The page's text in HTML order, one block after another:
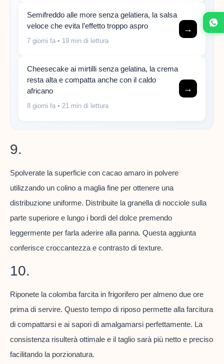
Semifreddo alle more senza gelatiera, la salsa
veloce che evita l’effetto troppo aspro
7 giorni fa • 19 min di lettura
→
Cheesecake ai mirtilli senza gelatina, la crema
resta alta e compatta anche con il caldo
africano
8 giorni fa • 21 min di lettura
→
9.
Spolverate la superficie con cacao amaro in polvere
utilizzando un colino a maglia fine per ottenere una
distribuzione uniforme. Distribuite la granella di nocciole sulla
parte superiore e lungo i bordi del dolce premendo
leggermente per farla aderire alla panna. Questa aggiunta
conferisce croccantezza e contrasto di texture.
10.
Riponete la colomba farcita in frigorifero per almeno due ore
prima di servire. Questo tempo di riposo permette alla farcitura
di compattarsi e ai sapori di amalgamarsi perfettamente. La
consistenza risulterà ottimale e il taglio sarà più netto e preciso
facilitando la porzionatura.